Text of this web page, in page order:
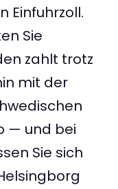
Einfuhrzoll.
Sie
zahlt trotz
mit der
— und bei
Sie sich